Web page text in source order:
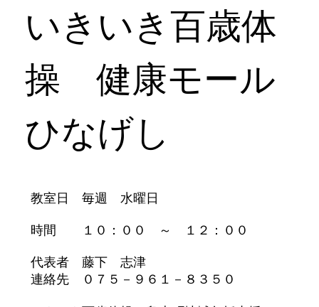
教室日 毎週 水曜日
時間 １０：００ ～ １２：００
代表者 藤下 志津
連絡先 ０７５－９６１－８３５０
いきいき百歳体
操 健康モール
ひなげし